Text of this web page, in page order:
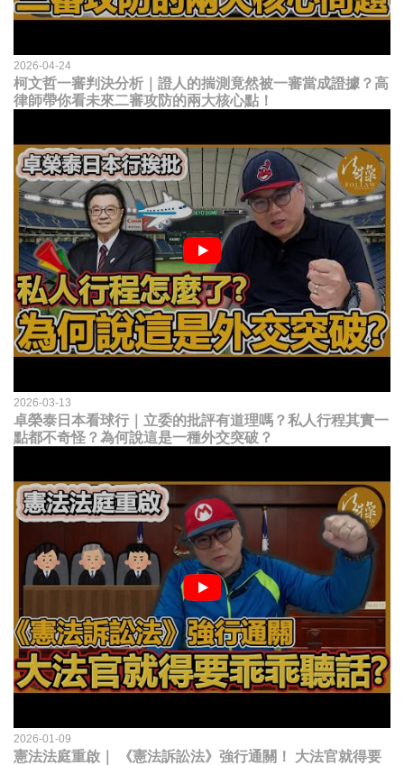
2026-04-24
柯文哲一審判決分析｜證人的揣測竟然被一審當成證據？高
律師帶你看未來二審攻防的兩大核心點！
2026-03-13
卓榮泰日本看球行｜立委的批評有道理嗎？私人行程其實一
點都不奇怪？為何說這是一種外交突破？
2026-01-09
憲法法庭重啟｜ 《憲法訴訟法》強行通關！ 大法官就得要